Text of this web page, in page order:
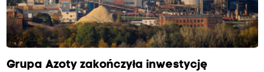
Grupa Azoty zakończyła inwestycję